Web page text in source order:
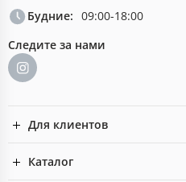
Будние: 09:00-18:00
Следите за нами
Для клиентов
Каталог